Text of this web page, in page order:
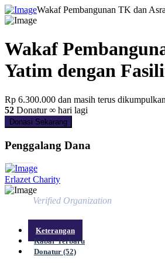
Wakaf Pembangunan TK dan
Wakaf
Yatim dengan
Rp 6.300.000 dan masih terus dikumpulkan
52 Donatur ∞ hari lagi
Donasi Sekarang
Penggalang Dana
Erlazet Charity
Verified Organization
Keterangan
Kabar Terbaru
Donatur (52)